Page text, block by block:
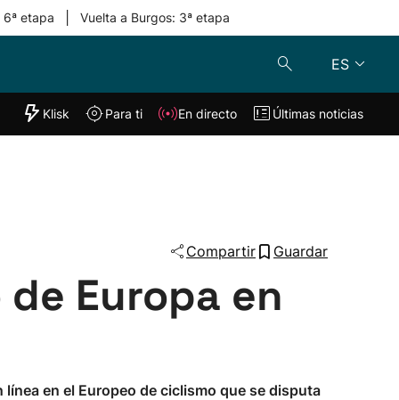
6ª etapa Vuelta a Burgos: 3ª etapa
ES
"Helmuga"
Klisk En directo
Klisk Para ti En directo Últimas noticias
Compartir Guardar
Europa en
en el Europeo de ciclismo que se disputa